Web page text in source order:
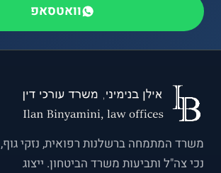
וואטסאפ
משרד המתמחה ברשלנות רפואית, נזקי גוף,
נכי צה"ל ותביעות משרד הביטחון. ייצוג